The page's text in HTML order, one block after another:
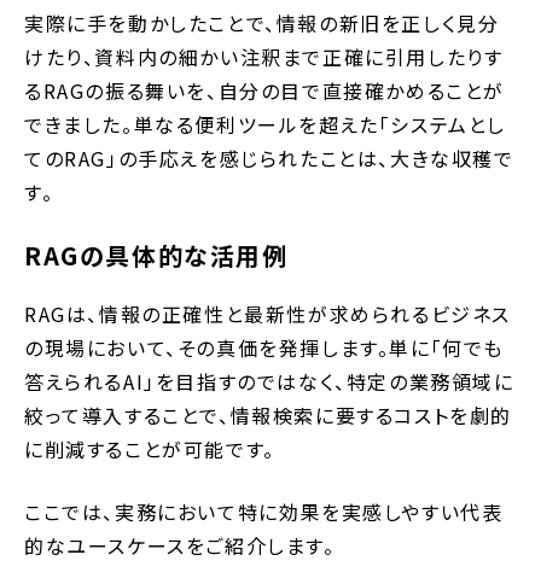
実際に手を動かしたことで、情報の新旧を正しく見分
けたり、資料内の細かい注釈まで正確に引用したりす
るRAGの振る舞いを、自分の目で直接確かめることが
できました。単なる便利ツールを超えた「システムとし
てのRAG」の手応えを感じられたことは、大きな収穫で
す。
RAGの具体的な活用例
RAGは、情報の正確性と最新性が求められるビジネス
の現場において、その真価を発揮します。単に「何でも
答えられるAI」を目指すのではなく、特定の業務領域に
絞って導入することで、情報検索に要するコストを劇的
に削減することが可能です。
ここでは、実務において特に効果を実感しやすい代表
的なユースケースをご紹介します。